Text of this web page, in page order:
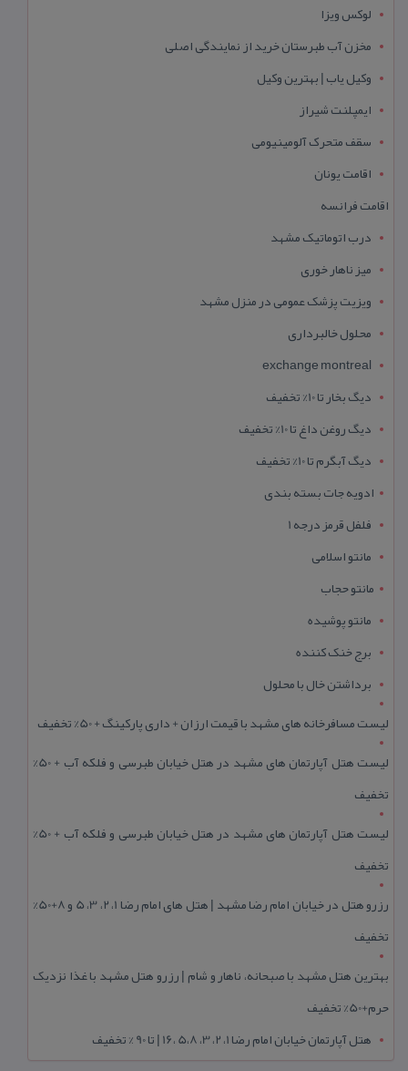
لوکس ویزا
مخزن آب طبرستان خرید از نمایندگی اصلی
وکیل یاب | بهترین وکیل
ایمپلنت شیراز
سقف متحرک آلومینیومی
اقامت یونان
اقامت فرانسه
درب اتوماتیک مشهد
میز ناهار خوری
ویزیت پزشک عمومی در منزل مشهد
محلول خالبرداری
exchange montreal
دیگ بخار تا 10% تخفیف
دیگ روغن داغ تا 10% تخفیف
دیگ آبگرم تا 10% تخفیف
ادویه جات بسته بندی
فلفل قرمز درجه 1
مانتو اسلامی
مانتو حجاب
مانتو پوشیده
برج خنک کننده
برداشتن خال با محلول
لیست مسافرخانه های مشهد با قیمت ارزان + داری پارکینگ + 50% تخفیف
لیست هتل آپارتمان های مشهد در هتل خیابان طبرسی و فلکه آب + 50%
تخفیف
لیست هتل آپارتمان های مشهد در هتل خیابان طبرسی و فلکه آب + 50%
تخفیف
رزرو هتل در خیابان امام رضا مشهد | هتل‌ های امام رضا 1، 2، 3، 5 و 8+50%
تخفیف
بهترین هتل مشهد با صبحانه، ناهار و شام | رزرو هتل مشهد با غذا نزدیک
حرم+50% تخفیف
هتل آپارتمان خیابان امام رضا 1، 2، 3، 5،8 ،16 | تا 90 % تخفیف